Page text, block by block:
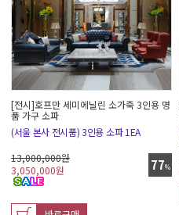
[전시]호프만 세미에닐린 소가죽 3인용 명
품 가구 소파
(서울 본사 전시품) 3인용 소파 1EA
77%
13,000,000원
3,050,000원